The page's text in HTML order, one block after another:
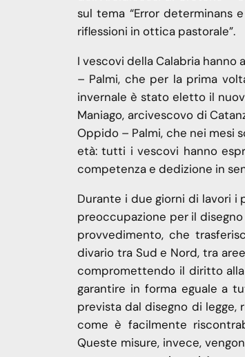
sul tema “Error determinans
riflessioni in ottica pastorale”.
I vescovi della Calabria
– Palmi, che per la prima
invernale è stato eletto il
Maniago, arcivescovo di
Oppido – Palmi, che nei mesi
età: tutti i vescovi hanno
competenza e dedizione in
Durante i due giorni di lavori i
preoccupazione per il
provvedimento, che
divario tra Sud e Nord, tra
compromettendo il diritto alla
garantire in forma eguale a
prevista dal disegno di legge,
come è facilmente
Queste misure, invece,